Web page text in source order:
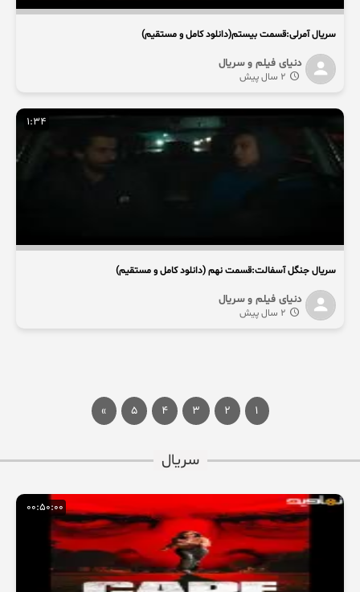
سریال آمرلی:قسمت بیستم(دانلود کامل و مستقیم)
دنیای فیلم و سریال
1:34
سریال جنگل آسفالت:قسمت نهم (دانلود کامل و مستقیم)
دنیای فیلم و سریال
1
2
3
4
5
»
سریال
00:50:00